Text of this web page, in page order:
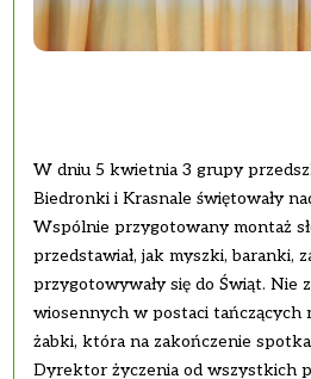
W dniu 5 kwietnia 3 grupy
Biedronki i Krasnale świętowały
Wspólnie przygotowany montaż
przedstawiał, jak myszki, baranki,
przygotowywały się do Świąt. Nie
wiosennych w postaci tańczących
żabki, która na zakończenie
Dyrektor życzenia od wszystkich